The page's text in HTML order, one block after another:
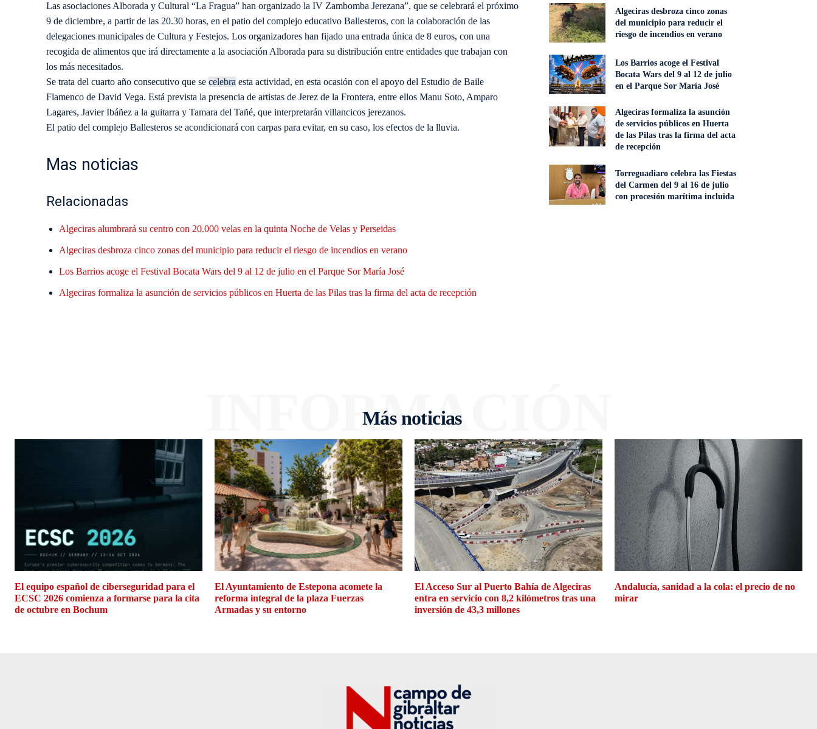
Las asociaciones Alborada y Cultural “La Fragua” han organizado la IV Zambomba Jerezana”, que se celebrará el próximo
9 de diciembre, a partir de las 20.30 horas, en el patio del complejo educativo Ballesteros, con la colaboración de las
delegaciones municipales de Cultura y Festejos. Los organizadores han fijado una entrada única de 8 euros, con una
recogida de alimentos que irá directamente a la asociación Alborada para su distribución entre entidades que trabajan con
los más necesitados.
Se trata del cuarto año consecutivo que se celebra esta actividad, en esta ocasión con el apoyo del Estudio de Baile
Flamenco de David Vega. Está prevista la presencia de artistas de Jerez de la Frontera, entre ellos Manu Soto, Amparo
Lagares, Javier Ibáñez a la guitarra y Tamara del Tañé, que interpretarán villancicos jerezanos.
El patio del complejo Ballesteros se acondicionará con carpas para evitar, en su caso, los efectos de la lluvia.
Mas noticias
Relacionadas
Algeciras alumbrará su centro con 20.000 velas en la quinta Noche de Velas y Perseidas
Algeciras desbroza cinco zonas del municipio para reducir el riesgo de incendios en verano
Los Barrios acoge el Festival Bocata Wars del 9 al 12 de julio en el Parque Sor María José
Algeciras formaliza la asunción de servicios públicos en Huerta de las Pilas tras la firma del acta de recepción
Algeciras desbroza cinco zonas
del municipio para reducir el
riesgo de incendios en verano
Los Barrios acoge el Festival
Bocata Wars del 9 al 12 de julio
en el Parque Sor María José
Algeciras formaliza la asunción
de servicios públicos en Huerta
de las Pilas tras la firma del acta
de recepción
Torreguadiaro celebra las Fiestas
del Carmen del 9 al 16 de julio
con procesión marítima incluida
Más noticias
INFORMACIÓN
El equipo español de ciberseguridad para el
ECSC 2026 comienza a formarse para la cita
de octubre en Bochum
El Ayuntamiento de Estepona acomete la
reforma integral de la plaza Fuerzas
Armadas y su entorno
El Acceso Sur al Puerto Bahía de Algeciras
entra en servicio con 8,2 kilómetros tras una
inversión de 43,3 millones
Andalucía, sanidad a la cola: el precio de no
mirar